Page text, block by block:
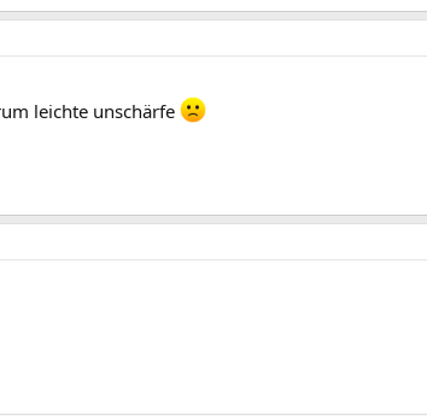
leichte unschärfe